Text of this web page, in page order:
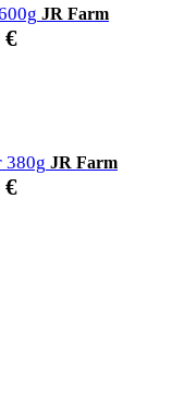
JR Farm
€
JR Farm
€